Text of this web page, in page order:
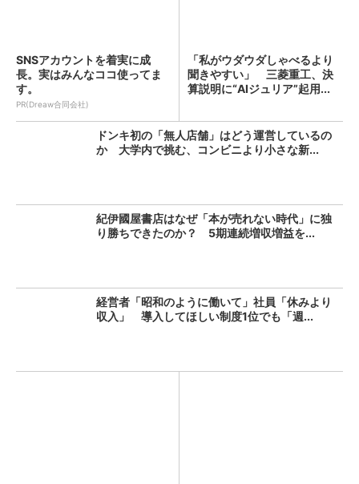
SNSアカウントを着実に成
長。実はみんなココ使ってま
す。
PR(Dreaw合同会社)
「私がウダウダしゃべるより
聞きやすい」 三菱重工、決
算説明に“AIジュリア”起用...
ドンキ初の「無人店舗」はどう運営しているの
か 大学内で挑む、コンビニより小さな新...
紀伊國屋書店はなぜ「本が売れない時代」に独
り勝ちできたのか？ 5期連続増収増益を...
経営者「昭和のように働いて」社員「休みより
収入」 導入してほしい制度1位でも「週...